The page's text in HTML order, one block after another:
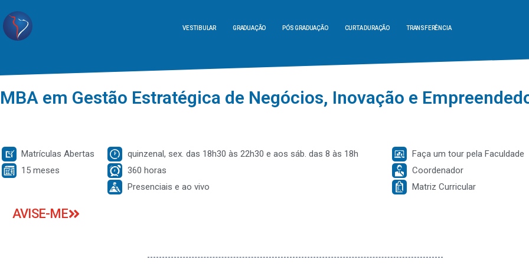
VESTIBULAR GRADUAÇÃO PÓS GRADUAÇÃO CURTA DURAÇÃO TRANSFERÊNCIA
MBA em Gestão Estratégica de Negócios, Inovação e
Matrículas Abertas
15 meses
quinzenal, sex. das 18h30 às 22h30 e aos sáb. das 8 às 18h
360 horas
Presenciais e ao vivo
Faça um tour pela Faculdade
Coordenador
Matriz Curricular
AVISE-ME